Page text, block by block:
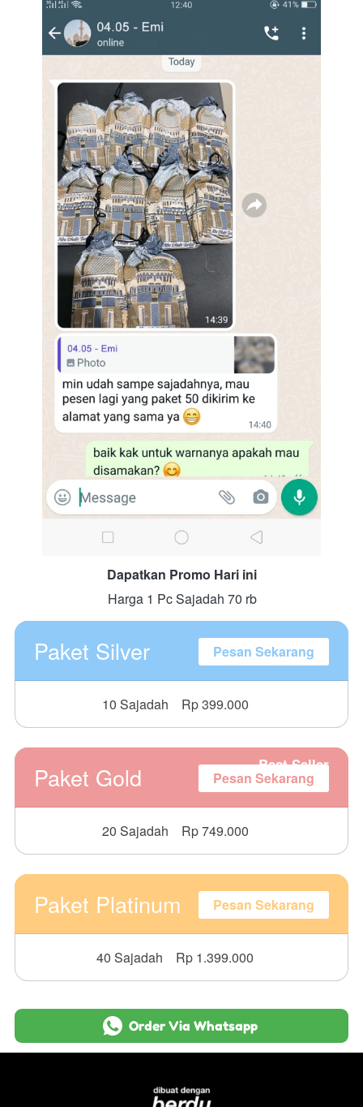
Dapatkan Promo Hari ini
Harga 1 Pc Sajadah 70 rb
Paket Silver Pesan Sekarang
10 Sajadah Rp 399.000
Best Seller
Paket Gold Pesan Sekarang
20 Sajadah Rp 749.000
Paket Platinum Pesan Sekarang
40 Sajadah Rp 1.399.000
` Order Via Whatsapp